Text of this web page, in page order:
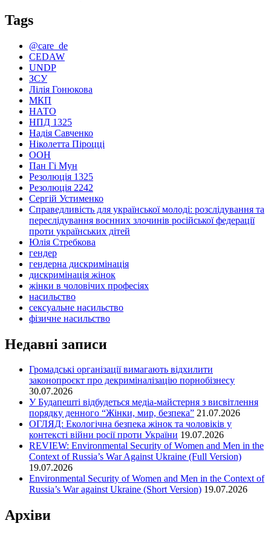
Tags
@care_de
CEDAW
UNDP
ЗСУ
Лілія Гонюкова
МКП
НАТО
НПД 1325
Надія Савченко
Ніколетта Піроцці
ООН
Пан Гі Мун
Резолюція 1325
Резолюція 2242
Сергій Устименко
Справедливість для української молоді: розслідування та
переслідування воєнних злочинів російської федерації
проти українських дітей
Юлія Стребкова
гендер
гендерна дискримінація
дискримінація жінок
жінки в чоловічих професіях
насильство
сексуальне насильство
фізичне насильство
Недавні записи
Громадські організації вимагають відхилити
законопроєкт про декриміналізацію порнобізнесу
30.07.2026
У Будапешті відбудеться медіа-майстерня з висвітлення
порядку денного “Жінки, мир, безпека” 21.07.2026
ОГЛЯД: Екологічна безпека жінок та чоловіків у
контексті війни росії проти України 19.07.2026
REVIEW: Environmental Security of Women and Men in the
Context of Russia’s War Against Ukraine (Full Version)
19.07.2026
Environmental Security of Women and Men in the Context of
Russia’s War against Ukraine (Short Version) 19.07.2026
Архіви